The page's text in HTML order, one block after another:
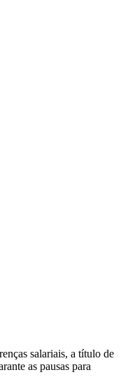
salariais, a título de
as pausas para